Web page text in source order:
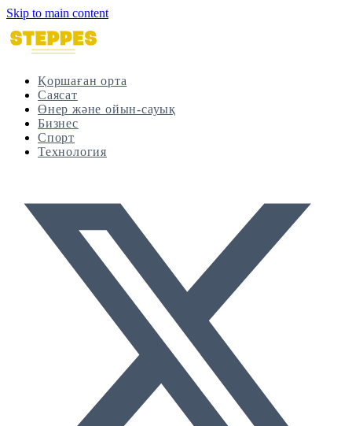
Skip to main content
Қоршаған орта
Саясат
Өнер және ойын-сауық
Бизнес
Спорт
Технология